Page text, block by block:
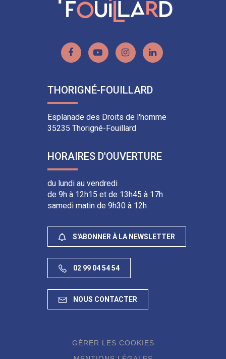
Lien
le
compte
Lien
la
chaîne
Lien
le
compte
Lien
THORIGNÉ-FOUILLARD
Esplanade des Droits de l'homme
35235 Thorigné-Fouillard
HORAIRES D'OUVERTURE
du lundi au vendredi
de 9h à 12h15 et de 13h45 à 17h
samedi matin de 9h30 à 12h
S'ABONNER À LA NEWSLETTER
02 99 04 54 54
NOUS CONTACTER
GÉRER LES COOKIES